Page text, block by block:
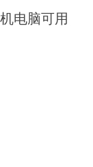
电脑可用